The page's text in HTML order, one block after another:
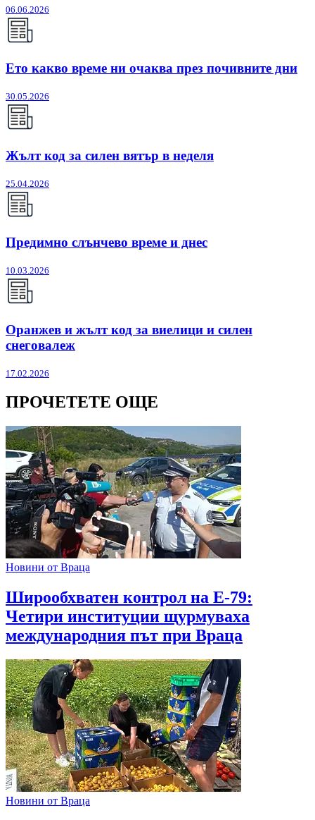
06.06.2026
Ето какво време ни очаква през почивните дни
30.05.2026
Жълт код за силен вятър в неделя
25.04.2026
Предимно слънчево време и днес
10.03.2026
Оранжев и жълт код за виелици и силен
снеговалеж
17.02.2026
ПРОЧЕТЕТЕ ОЩЕ
Новини от Враца
Широобхватен контрол на Е-79:
Четири институции щурмуваха
международния път при Враца
Новини от Враца